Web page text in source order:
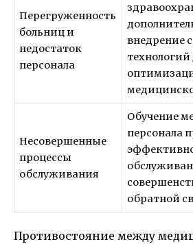
Перегруженность
больниц и
недостаток
персонала
внедрение
технологий
Несовершенные
процессы
обслуживания
Обучение
персонала
обратной
Противостояние между